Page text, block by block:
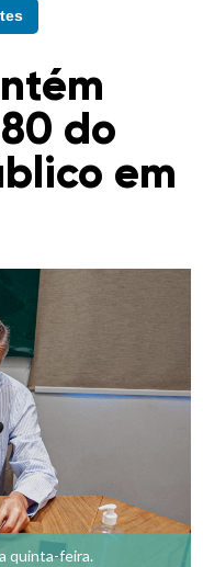
do
em
quinta-feira.